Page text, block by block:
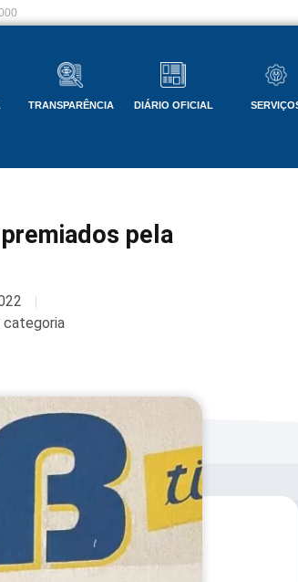
TRANSPARÊNCIA DIÁRIO OFICIAL
pela
categoria